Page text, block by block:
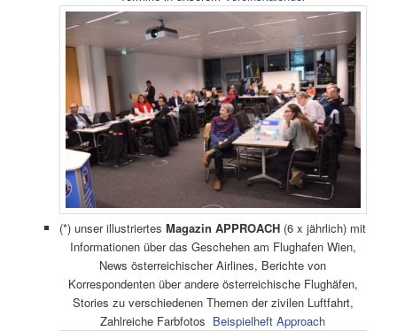
(*) unser illustriertesMagazin APPROACH (6 x jährlich) mit
Informationen über das Geschehen am Flughafen Wien,
News österreichischer Airlines, Berichte von
Korrespondenten über andere österreichische Flughäfen,
Stories zu verschiedenen Themen der zivilen Luftfahrt,
Zahlreiche Farbfotos Beispielheft Approach